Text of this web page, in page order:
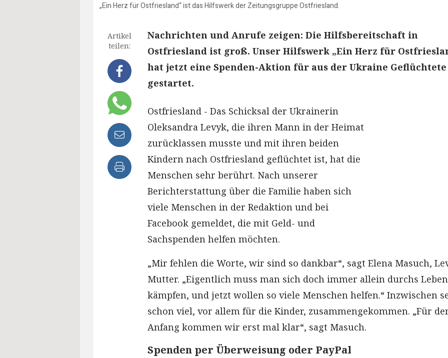
„Ein Herz für Ostfriesland“ ist das Hilfswerk der Zeitungsgruppe Ostfriesland.
Artikel
teilen:
Nachrichten und Anrufe zeigen: Die Hilfsbereitschaft in
Ostfriesland ist groß. Unser Hilfswerk „Ein Herz für
hat jetzt eine Spenden-Aktion für aus der Ukraine Geflüchtete
gestartet.
Ostfriesland - Das Schicksal der Ukrainerin
Oleksandra Levyk, die ihren Mann in der Heimat
zurücklassen musste und mit ihren beiden
Kindern nach Ostfriesland geflüchtet ist, hat die
Menschen sehr berührt. Nach unserer
Berichterstattung über die Familie haben sich
viele Menschen in der Redaktion und bei
Facebook gemeldet, die mit Geld- und
Sachspenden helfen möchten.
„Mir fehlen die Worte, wir sind so dankbar“, sagt Elena Masuch,
Mutter. „Eigentlich muss man sich doch immer allein durchs Leben
kämpfen, und jetzt wollen so viele Menschen helfen.“ Inzwischen
schon viel, vor allem für die Kinder, zusammengekommen. „Für
Anfang kommen wir erst mal klar“, sagt Masuch.
Spenden per Überweisung oder PayPal